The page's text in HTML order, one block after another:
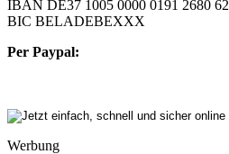
IBAN DE37 1005 0000 0191 2680 62
BIC BELADEBEXXX
Per Paypal:
Werbung